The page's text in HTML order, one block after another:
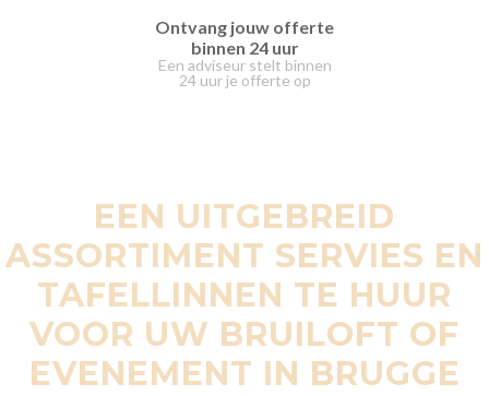
Ontvang jouw offerte
binnen 24 uur
Een adviseur stelt binnen
24 uur je offerte op
EEN UITGEBREID
ASSORTIMENT SERVIES EN
TAFELLINNEN TE HUUR
VOOR UW BRUILOFT OF
EVENEMENT IN BRUGGE